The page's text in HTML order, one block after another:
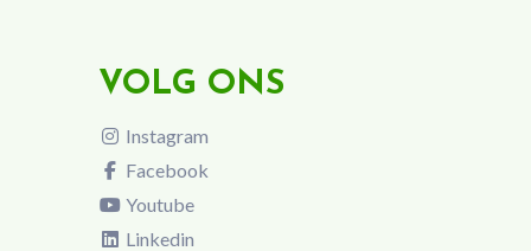
VOLG ONS
Instagram
Facebook
Youtube
Linkedin